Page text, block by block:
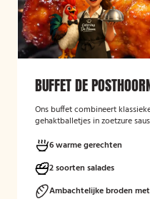
BUFFET DE
Ons buffet combineert
gehaktballetjes in zoetzure
frisse rauwkost, gemengde
voor een compleet en smaakvol
Mogelijk te bestellen zonder
6 warme gerechten
2 soorten salades
Ambachtelijke broden